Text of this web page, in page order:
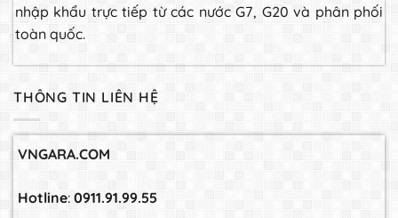
nhập khẩu trực tiếp từ các nước G7, G20 và phân phối
toàn quốc.
THÔNG TIN LIÊN HỆ
VNGARA.COM
Hotline: 0911.91.99.55